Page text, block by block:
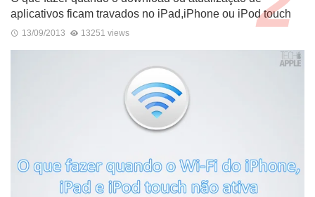
aplicativos ficam travados no iPad,iPhone ou iPod touch
13/09/2013 13251 views